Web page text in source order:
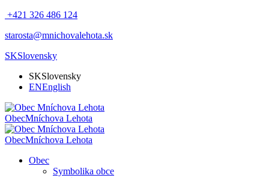
+421 326 486 124
starosta@mnichovalehota.sk
SKSlovensky
SKSlovensky
ENEnglish
ObecMníchova Lehota
ObecMníchova Lehota
Obec
Symbolika obce